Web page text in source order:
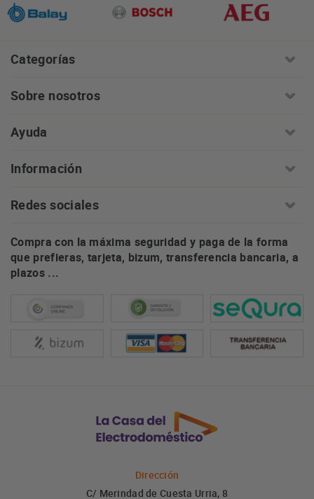
Categorías
Sobre nosotros
Ayuda
Información
Redes sociales
Compra con la máxima seguridad y paga de la forma
que prefieras, tarjeta, bizum, transferencia bancaria, a
plazos ...
Dirección
C/ Merindad de Cuesta Urria, 8